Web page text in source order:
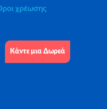
χρέωσης
Κάντε μια Δωρεά